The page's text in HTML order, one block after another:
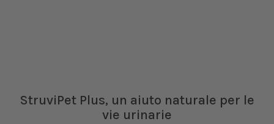
StruviPet Plus, un aiuto naturale per le
vie urinarie